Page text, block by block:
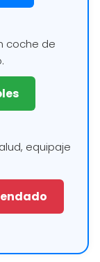
coche de
equipaje